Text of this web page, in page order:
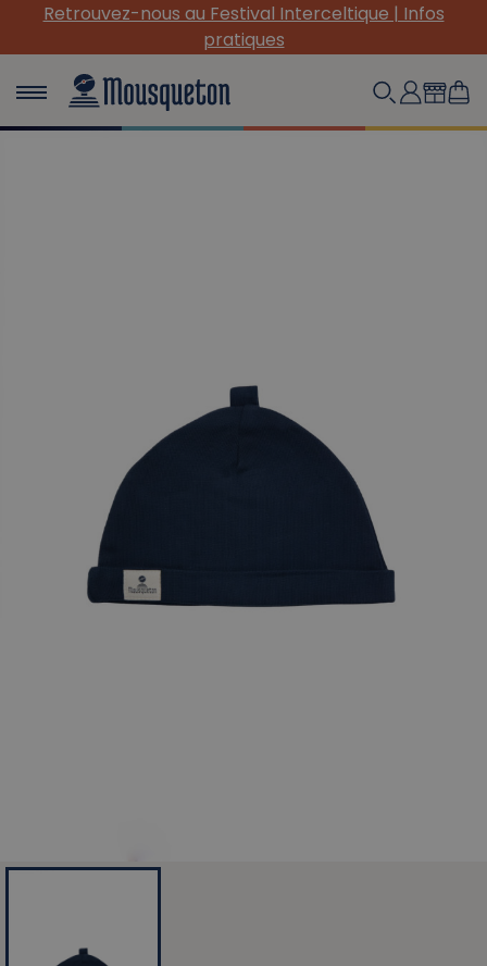
Retrouvez-nous au Festival Interceltique | Infos
pratiques